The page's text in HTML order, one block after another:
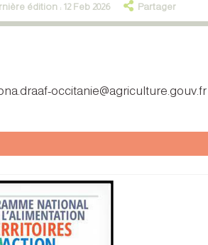
édition : 12 Feb 2026 Partager
occitanie@agriculture.gouv.fr